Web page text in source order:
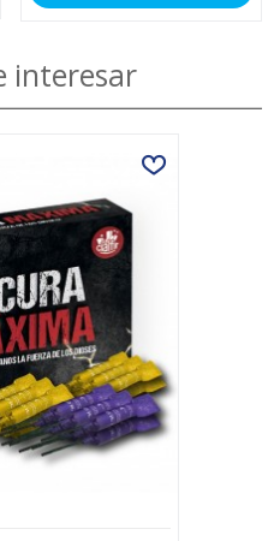
interesar